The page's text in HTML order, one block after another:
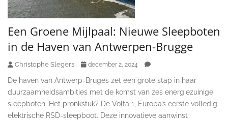
Een Groene Mijlpaal: Nieuwe Sleepboten
in de Haven van Antwerpen-Brugge
Christophe Slegers december 2, 2024
De haven van Antwerp-Bruges zet een grote stap in haar
duurzaamheidsambities met de komst van zes energiezuinige
sleepboten. Het pronkstuk? De Volta 1, Europa’s eerste volledig
elektrische RSD-sleepboot. Deze innovatieve aanwinst